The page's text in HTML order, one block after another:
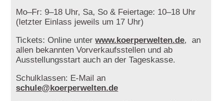
Mo–Fr: 9–18 Uhr, Sa, So & Feiertage: 10–18 Uhr
(letzter Einlass jeweils um 17 Uhr)
Tickets: Online unterwww.koerperwelten.de, an
allen bekannten Vorverkaufsstellen und ab
Ausstellungsstart auch an der Tageskasse.
Schulklassen: E-Mail an
schule@koerperwelten.de